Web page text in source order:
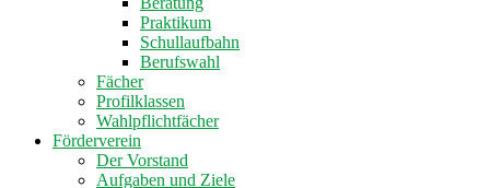
Praktikum
Schullaufbahn
Berufswahl
Fächer
Profilklassen
Wahlpflichtfächer
Förderverein
Der Vorstand
Aufgaben und Ziele